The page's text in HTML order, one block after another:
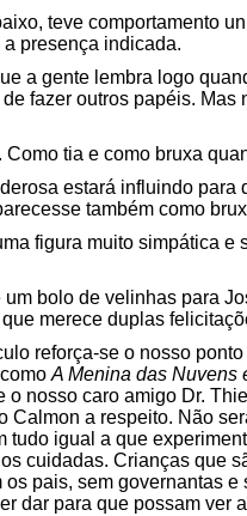
teve comportamento
presença indicada.
a gente lembra logo
fazer outros papéis.
. Como tia e como bruxa
estará influindo
também como
figura muito simpática
um bolo de velinhas para
merece duplas
reforça-se o nosso
A Menina das Nuvens
o nosso caro amigo Dr.
Calmon a respeito. Não
tudo igual a que
cuidadas. Crianças que
pais, sem governantas
dar para que possam